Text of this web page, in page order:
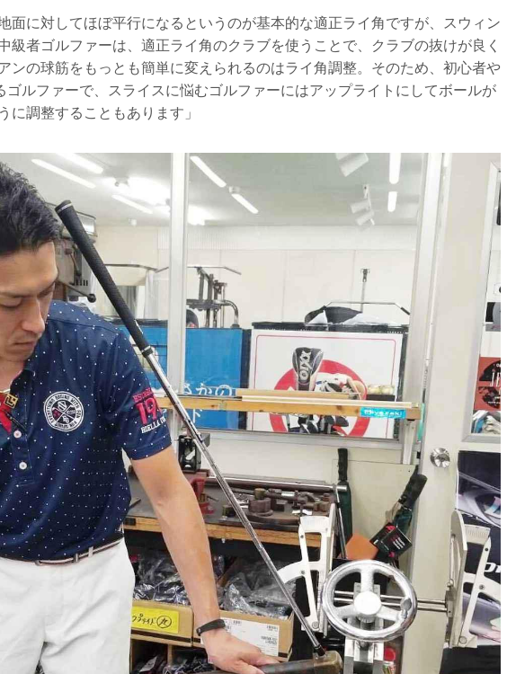
面に対してほぼ平行になるというのが基本的な適正ライ角ですが、スウィン
級者ゴルファーは、適正ライ角のクラブを使うことで、クラブの抜けが良く
ンの球筋をもっとも簡単に変えられるのはライ角調整。そのため、初心者や
ゴルファーで、スライスに悩むゴルファーにはアップライトにしてボールが
に調整することもあります」